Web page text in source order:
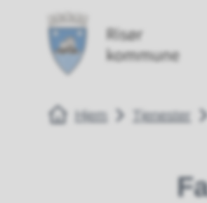
Du er her:
Hjem Tjenester